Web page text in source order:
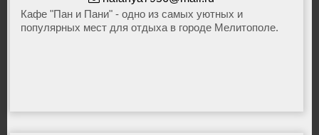
Кафе "Пан и Пани" - одно из самых уютных и
популярных мест для отдыха в городе Мелитополе.